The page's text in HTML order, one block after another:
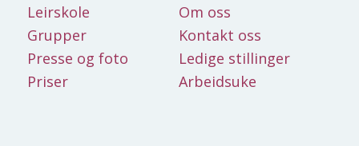
Leirskole
Grupper
Presse og foto
Priser
Om oss
Kontakt oss
Ledige stillinger
Arbeidsuke